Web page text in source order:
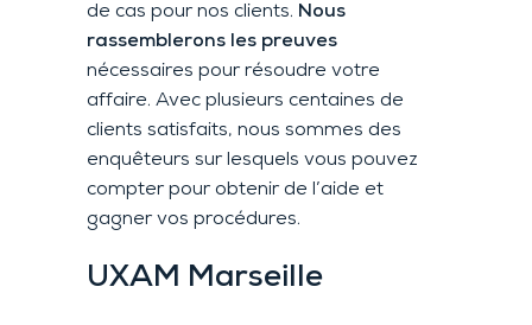
de cas pour nos clients. Nous
rassemblerons les preuves
nécessaires pour résoudre votre
affaire. Avec plusieurs centaines de
clients satisfaits, nous sommes des
enquêteurs sur lesquels vous pouvez
compter pour obtenir de l’aide et
gagner vos procédures.
UXAM Marseille